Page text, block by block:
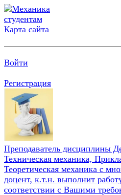
Карта сайта
Войти
Регистрация
Преподаватель дисциплины
Техническая механика,
Теоретическая механика с
доцент, к.т.н. выполнит
соответствии с Вашими